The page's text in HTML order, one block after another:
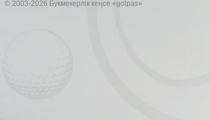
© 2003-2026 Букмекерлік кеңсе «golpas»